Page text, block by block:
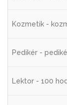
Kozmetik -
Pedikér -
Lektor - 100 hod.